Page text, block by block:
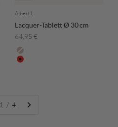
Albert L.
Lacquer-Tablett Ø 30 cm
Angebot
64,95 €
Farbe
Naturgrau
Rot
1 / 4